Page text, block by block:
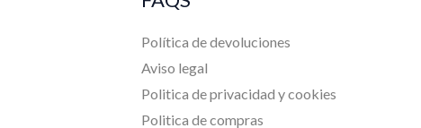
Política de devoluciones
Aviso legal
Politica de privacidad y cookies
Politica de compras